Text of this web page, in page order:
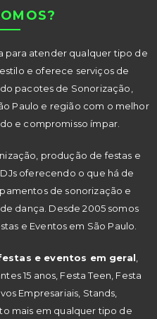
para atender qualquer tipo de
e oferece serviços de
pacotes de Sonorização,
Paulo e região com o melhor
e compromisso ímpar.
produção de festas e
oferecendo o que há de
de sonorização e
dança. Desde 2005 somos
e Eventos em São Paulo.
e eventos em geral
15 anos, Festa Teen, Festa
Empresariais, Stands,
mais em qualquer tipo de